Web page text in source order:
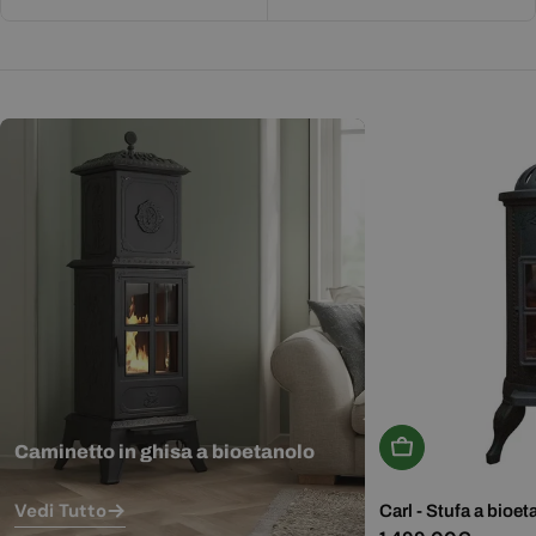
Caminetto in ghisa a bioetanolo
Vedi Tutto
Aggiungi Al
Carl - Stufa a